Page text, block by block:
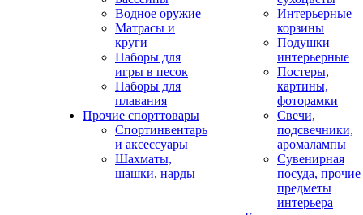
Водное оружие
Матрасы и
круги
Наборы для
игры в песок
Наборы для
плавания
Прочие спорттовары
Спортинвентарь
и аксессуары
Шахматы,
шашки, нарды
Интерьерные
корзины
Подушки
интерьерные
Постеры,
картины,
фоторамки
Свечи,
подсвечники,
аромалампы
Сувенирная
посуда, прочие
предметы
интерьера